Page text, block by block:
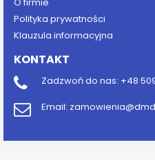
Polityka prywatności
Klauzula informacyjna
KONTAKT
Zadzwoń do nas: +48
Email: